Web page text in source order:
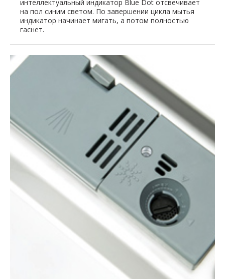
интеллектуальный индикатор Blue Dot отсвечивает
на пол синим светом. По завершении цикла мытья
индикатор начинает мигать, а потом полностью
гаснет.